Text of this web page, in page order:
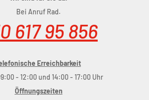
Bei Anruf Rad.
617 95 856
Erreichbarkeit
- 12:00 und 14:00 - 17:00 Uhr
Öffnungszeiten